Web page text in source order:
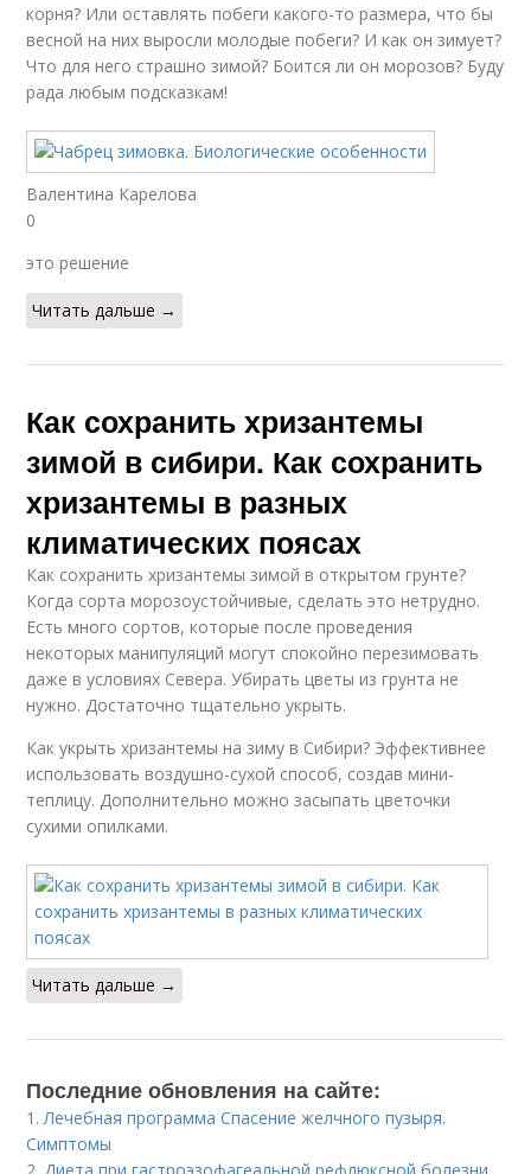
корня? Или оставлять побеги какого-то размера, что бы
весной на них выросли молодые побеги? И как он зимует?
Что для него страшно зимой? Боится ли он морозов? Буду
рада любым подсказкам!
Валентина Карелова
0
это решение
Читать дальше →
Как сохранить хризантемы
зимой в сибири. Как сохранить
хризантемы в разных
климатических поясах
Как сохранить хризантемы зимой в открытом грунте?
Когда сорта морозоустойчивые, сделать это нетрудно.
Есть много сортов, которые после проведения
некоторых манипуляций могут спокойно перезимовать
даже в условиях Севера. Убирать цветы из грунта не
нужно. Достаточно тщательно укрыть.
Как укрыть хризантемы на зиму в Сибири? Эффективнее
использовать воздушно-сухой способ, создав мини-
теплицу. Дополнительно можно засыпать цветочки
сухими опилками.
Читать дальше →
Последние обновления на сайте:
1.Лечебная программа Спасение желчного пузыря.
Симптомы